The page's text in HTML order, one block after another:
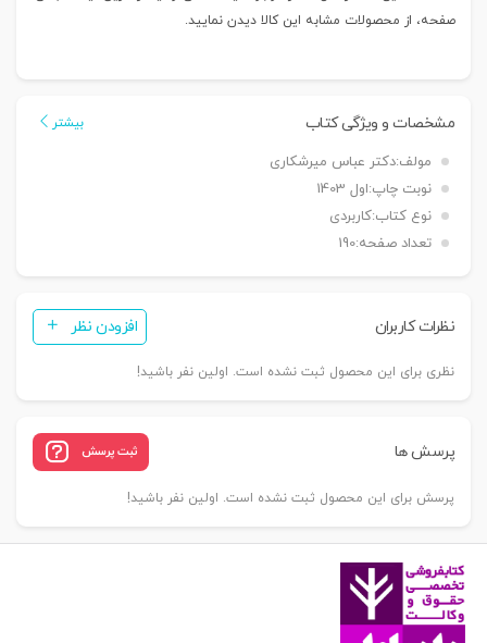
صفحه، از محصولات مشابه این کالا دیدن نمایید.
مشخصات و ویژگی کتاب بیشتر
مولف:دکتر عباس میرشکاری
نوبت چاپ:اول 1403
نوع کتاب:کاربردی
تعداد صفحه:190
نظرات کاربران افزودن نظر
نظری برای این محصول ثبت نشده است. اولین نفر باشید!
پرسش ها ثبت پرسش
پرسش برای این محصول ثبت نشده است. اولین نفر باشید!